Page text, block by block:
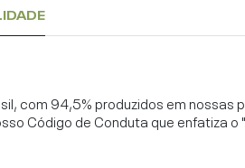
com 94,5% produzidos em nossas
Código de Conduta que enfatiza o